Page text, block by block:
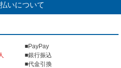
いについて
■PayPay
■銀行振込
■代金引換